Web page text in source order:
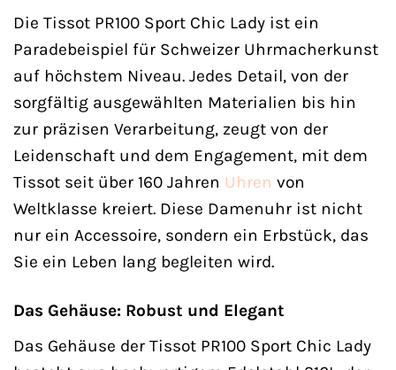
Die Tissot PR100 Sport Chic Lady ist ein
Paradebeispiel für Schweizer Uhrmacherkunst
auf höchstem Niveau. Jedes Detail, von der
sorgfältig ausgewählten Materialien bis hin
zur präzisen Verarbeitung, zeugt von der
Leidenschaft und dem Engagement, mit dem
Tissot seit über 160 Jahren Uhren von
Weltklasse kreiert. Diese Damenuhr ist nicht
nur ein Accessoire, sondern ein Erbstück, das
Sie ein Leben lang begleiten wird.
Das Gehäuse: Robust und Elegant
Das Gehäuse der Tissot PR100 Sport Chic Lady